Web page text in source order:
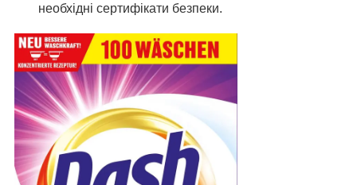
необхідні сертифікати безпеки.